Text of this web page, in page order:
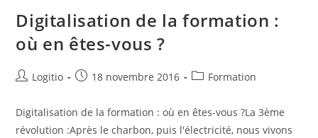
Digitalisation de la formation :
où en êtes-vous ?
Logitio 18 novembre 2016 Formation
Digitalisation de la formation : où en êtes-vous ?La 3ème
révolution :Après le charbon, puis l'électricité, nous vivons